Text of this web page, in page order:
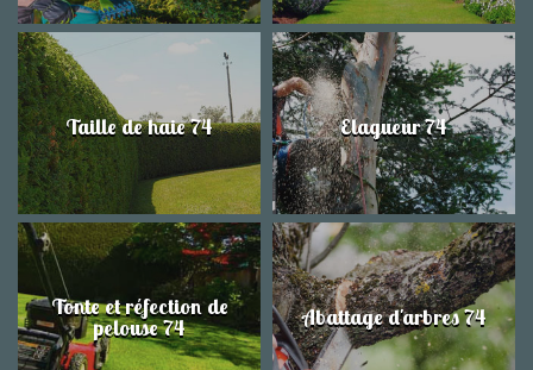
Taille de haie 74 Elagueur 74
Tonte et réfection de
pelouse 74 Abattage d'arbres 74